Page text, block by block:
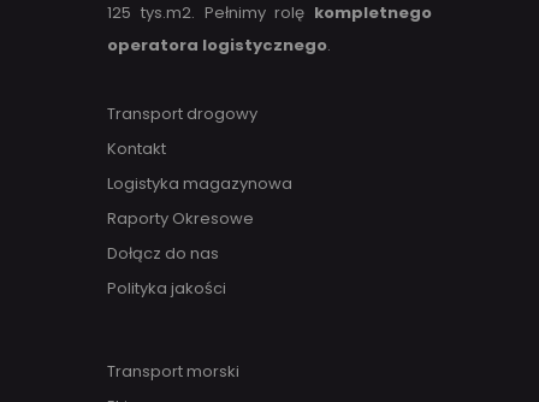
125 tys.m2. Pełnimy rolę kompletnego
operatora logistycznego.
Transport drogowy
Kontakt
Logistyka magazynowa
Raporty Okresowe
Dołącz do nas
Polityka jakości
Transport morski